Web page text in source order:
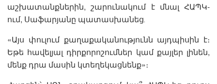
աշխատանքներին, շարունակում է մնալ ՀԱՊԿ-
ում, Սաֆարյանը պատասխանեց․
«Այս փուլում քաղաքականությունն այդպիսին է։
Եթե հավելյալ դիրքորոշումներ կամ քայլեր լինեն,
մենք դրա մասին կտեղեկացնենք»։